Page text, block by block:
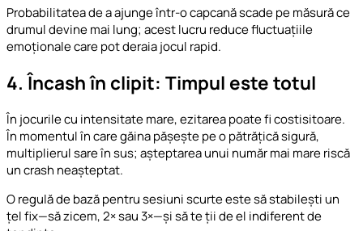
Probabilitatea de a ajunge într-o capcană scade pe măsură ce
drumul devine mai lung; acest lucru reduce fluctuațiile
emoționale care pot deraia jocul rapid.
4. Încash în clipit: Timpul este totul
În jocurile cu intensitate mare, ezitarea poate fi costisitoare.
În momentul în care găina pășește pe o pătrățică sigură,
multiplierul sare în sus; așteptarea unui număr mai mare riscă
un crash neașteptat.
O regulă de bază pentru sesiuni scurte este să stabilești un
țel fix—să zicem, 2× sau 3×—și să te ții de el indiferent de